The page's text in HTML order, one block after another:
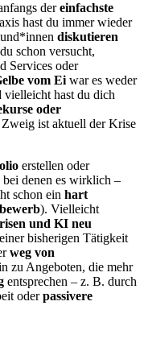
dereinfachste
hast du immer wieder
diskutieren
schon versucht,
Services oder
vom Ei war es weder
hast du dich
oder
Zweig ist aktuell derKrise
erstellen oder
denen es wirklich –
schon ein hart
). Vielleicht
und KI neu
bisherigen Tätigkeit
weg von
zu Angeboten, die mehr
entsprechen – z. B. durch
oderpassivere